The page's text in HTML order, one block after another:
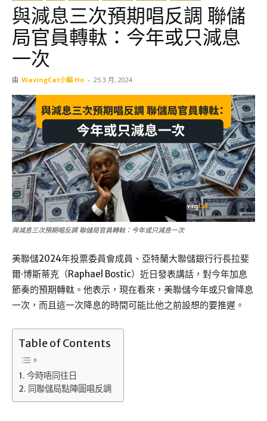
與減息三次預期唱反調 聯儲
局官員轉軚：今年或只減息
一次
由 WavingCat小編 Ho - 25 3 月, 2024
與減息三次預期唱反調 聯儲局官員轉軚：今年或只減息一次
美聯儲2024年投票委員會成員、亞特蘭大聯儲銀行行長拉斐
爾·博斯蒂克（Raphael Bostic）近日發表講話，對今年加息
節奏的預期轉軚。他表示，現在看來，美聯儲今年或只會降息
一次，而且這一次降息的時間可能比他之前設想的要推遲。
Table of Contents
今時唔同往日
同聯儲局點陣圖唱反調